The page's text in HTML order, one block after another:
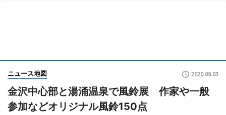
ニュース地図 2020.09.03
金沢中心部と湯涌温泉で風鈴展 作家や一般
参加などオリジナル風鈴150点